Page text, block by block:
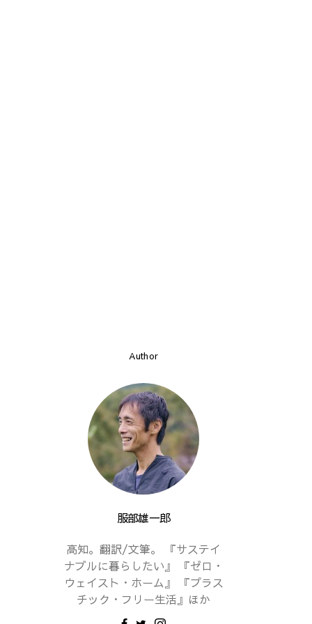
Author
服部雄一郎
高知。翻訳/文筆。 『サステイ
ナブルに暮らしたい』 『ゼロ・
ウェイスト・ホーム』 『プラス
チック・フリー生活』ほか